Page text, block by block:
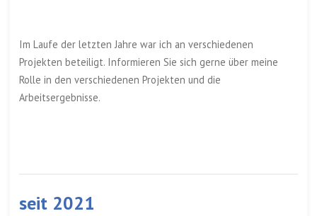
Im Laufe der letzten Jahre war ich an verschiedenen
Projekten beteiligt. Informieren Sie sich gerne über meine
Rolle in den verschiedenen Projekten und die
Arbeitsergebnisse.
seit 2021